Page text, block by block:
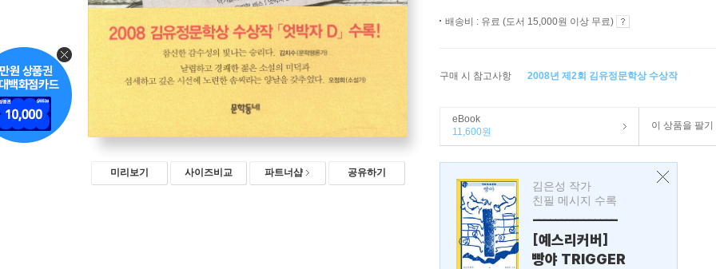
미리보기 사이즈비교 파트너샵 공유하기
배송비 : 유료 (도서 15,000원 이상 무료)
구매 시 참고사항 2008년 제2회 김유정문학상 수상작
eBook
11,600원
이 상품을 팔기
김은성 작가
친필 메시지 수록
---------------
[예스리커버]
빵야 TRIGGER